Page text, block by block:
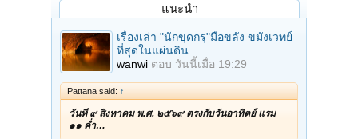
แนะนำ
เรื่องเล่า "นักขุดกรุ"มือขลัง ขมังเวทย์
ที่สุดในแผ่นดิน
wanwi ตอบ วันนี้เมื่อ 19:29
Pattana said: ↑
วันที่ ๙ สิงหาคม พ.ศ. ๒๕๖๙ ตรงกับวันอาทิตย์ แรม
๑๑ ค่ำ…